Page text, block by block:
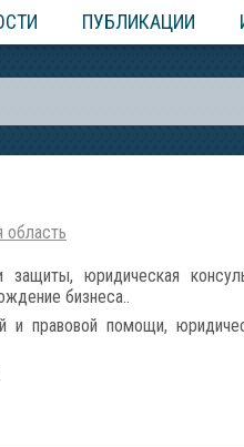
ПУБЛИКАЦИИ
область
юридическая
бизнеса..
правовой помощи,